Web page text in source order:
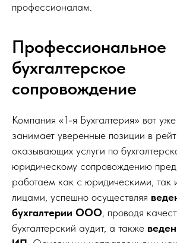
профессионалам.
Профессиональное
бухгалтерское
сопровождение
Компания «1-я Бухгалтерия» вот
занимает уверенные позиции в
оказывающих услуги по
юридическому сопровождению
работаем как с юридическими, так
лицами, успешно осуществляя
бухгалтерии ООО, проводя
бухгалтерский аудит, а также